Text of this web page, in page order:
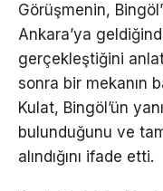
Görüşmenin,
Ankara’ya
gerçekleştiğini
sonra bir mekanın
Kulat, Bingöl’ün
bulunduğunu ve
alındığını ifade etti.